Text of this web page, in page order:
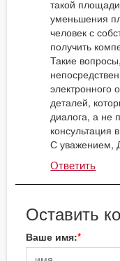
такой
уменьшения
человек с
получить
Такие
электронного
деталей,
диалога, а не
консультация
С уважением,
Ответить
Оставить
Ваше имя: